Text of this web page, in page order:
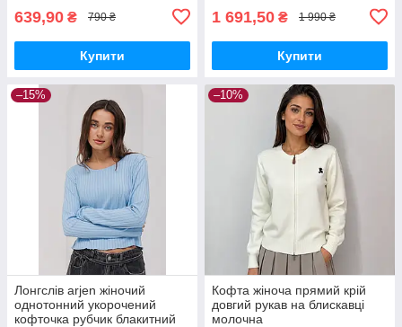
639,90 ₴ 790 ₴
Купити
1 691,50 ₴ 1 990 ₴
Купити
–15%
Лонгслів arjen жіночий
однотонний укорочений
кофточка рубчик блакитний
–10%
Кофта жіноча прямий крій
довгий рукав на блискавці
молочна